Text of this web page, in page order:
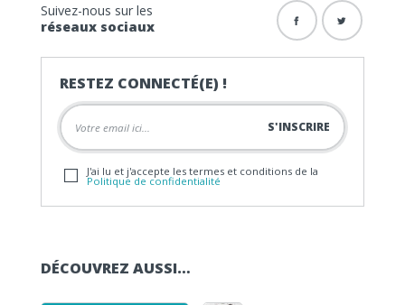
Suivez-nous sur les
réseaux sociaux
RESTEZ CONNECTÉ(E) !
J'ai lu et j'accepte les termes et conditions de la
Politique de confidentialité
DÉCOUVREZ AUSSI…